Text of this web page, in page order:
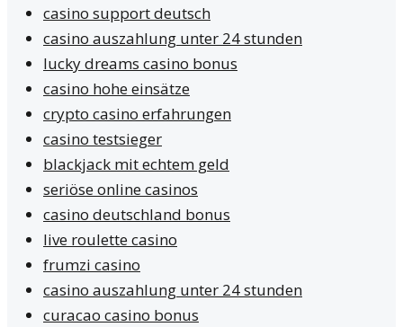
casino support deutsch
casino auszahlung unter 24 stunden
lucky dreams casino bonus
casino hohe einsätze
crypto casino erfahrungen
casino testsieger
blackjack mit echtem geld
seriöse online casinos
casino deutschland bonus
live roulette casino
frumzi casino
casino auszahlung unter 24 stunden
curacao casino bonus